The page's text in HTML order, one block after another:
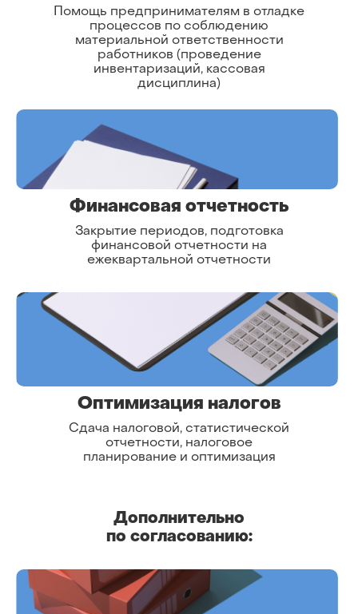
Дополнительно
по согласованию:
Сдача налоговой, статистической
отчетности, налоговое
планирование и оптимизация
Финансовая отчетность
Оптимизация налогов
Закрытие периодов, подготовка
финансовой отчетности на
ежеквартальной отчетности
Помощь предпринимателям в отладке
процессов по соблюдению
материальной ответственности
работников (проведение
инвентаризаций, кассовая
дисциплина)